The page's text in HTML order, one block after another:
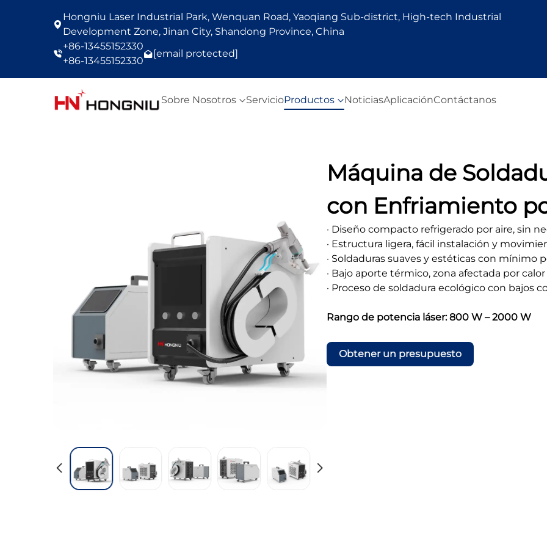
Hongniu Laser Industrial Park, Wenquan Road, Yaoqiang Sub-district, High-tech Industrial
Development Zone, Jinan City, Shandong Province, China
+86-13455152330
+86-13455152330
[email protected]
Sobre Nosotros ServicioProductos NoticiasAplicaciónContáctanos
Máquina de
con Enfriamiento
· Diseño compacto refrigerado por aire, sin
· Estructura ligera, fácil instalación y
· Soldaduras suaves y estéticas con mínimo
· Bajo aporte térmico, zona afectada por
· Proceso de soldadura ecológico con bajos
Rango de potencia láser: 800 W – 2000 W
Obtener un presupuesto